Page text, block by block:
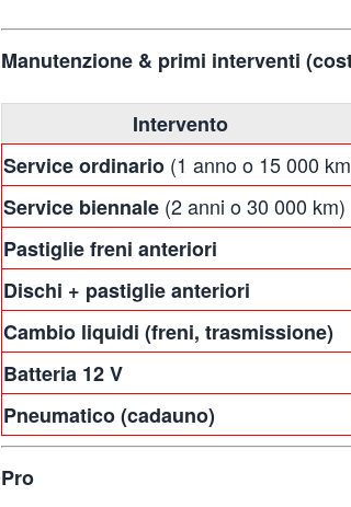
Manutenzione & primi interventi
Intervento
Service ordinario (1 anno o 15 000
Service biennale (2 anni o 30 000 km)
Pastiglie freni anteriori
Dischi + pastiglie anteriori
Cambio liquidi (freni, trasmissione)
Batteria 12 V
Pneumatico (cadauno)
Pro